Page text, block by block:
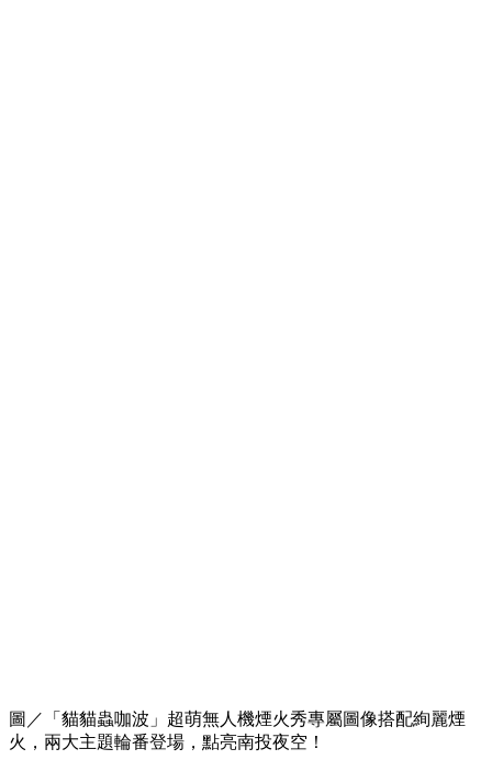
圖／「貓貓蟲咖波」超萌無人機煙火秀專屬圖像搭配絢麗煙
火，兩大主題輪番登場，點亮南投夜空！